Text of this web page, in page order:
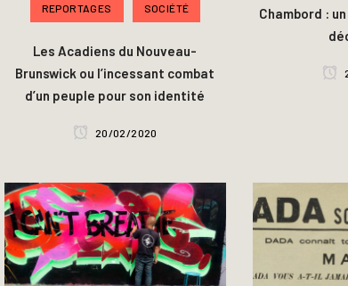
REPORTAGES SOCIÉTÉ
Les Acadiens du Nouveau-
Brunswick ou l’incessant combat
d’un peuple pour son identité
20/02/2020
Chambord :